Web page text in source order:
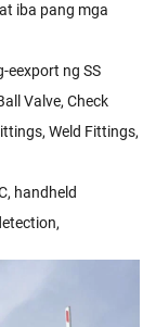
iba pang mga
eexport ng SS
Valve, Check
Weld Fittings,
handheld